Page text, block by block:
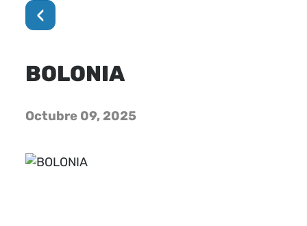
‹
BOLONIA
Octubre 09, 2025